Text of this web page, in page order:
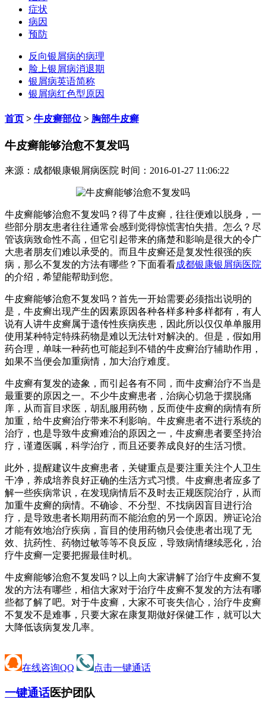
症状
病因
预防
反向银屑病的病理
脸上银屑病消退期
银屑病英语简称
银屑病红色型原因
首页 > 牛皮癣部位 > 胸部牛皮癣
牛皮癣能够治愈不复发吗
来源：成都银康银屑病医院 时间：2016-01-27 11:06:22
牛皮癣能够治愈不复发吗？得了牛皮癣，往往便难以脱身，一
些部分朋友患者往往通常会感到觉得惊慌害怕失措。怎么？尽
管该病致命性不高，但它引起带来的痛楚和影响是很大的令广
大患者朋友们难以承受的。而且牛皮癣还是复发性很强的疾
病，那么不复发的方法有哪些？下面看看成都银康银屑病医院
的介绍，希望能帮助到您。
牛皮癣能够治愈不复发吗？首先一开始需要必须指出说明的
是，牛皮癣出现产生的因素原因各种各样多种多样都有，有人
说有人讲牛皮癣属于遗传性疾病疾患，因此所以仅仅单单服用
使用某种特定特殊药物是难以无法针对解决的。但是，假如用
药合理，单味一种药也可能起到不错的牛皮癣治疗辅助作用，
如果不当便会加重病情，加大治疗难度。
牛皮癣有复发的迹象，而引起各有不同，而牛皮癣治疗不当是
最重要的原因之一。不少牛皮癣患者，治病心切急于摆脱痛
庠，从而盲目求医，胡乱服用药物，反而使牛皮癣的病情有所
加重，给牛皮癣治疗带来不利影响。牛皮癣患者不进行系统的
治疗，也是导致牛皮癣难治的原因之一，牛皮癣患者要坚持治
疗，谨遵医嘱，科学治疗，而且还要养成良好的生活习惯。
此外，提醒建议牛皮癣患者，关键重点是要注重关注个人卫生
干净，养成培养良好正确的生活方式习惯。牛皮癣患者应多了
解一些疾病常识，在发现病情后不及时去正规医院治疗，从而
加重牛皮癣的病情。不确诊、不分型、不找病因盲目进行治
疗，是导致患者长期用药而不能治愈的另一个原因。辨证论治
才能有效地治疗疾病，盲目的使用药物只会使患者出现了无
效、抗药性、药物过敏等等不良反应，导致病情继续恶化，治
疗牛皮癣一定要把握最佳时机。
牛皮癣能够治愈不复发吗？以上向大家讲解了治疗牛皮癣不复
发的方法有哪些，相信大家对于治疗牛皮癣不复发的方法有哪
些都了解了吧。对于牛皮癣，大家不可丧失信心，治疗牛皮癣
不复发不是难事，只要大家在康复期做好保健工作，就可以大
大降低该病复发几率。
在线咨询QQ 点击一键通话
一键通话医护团队